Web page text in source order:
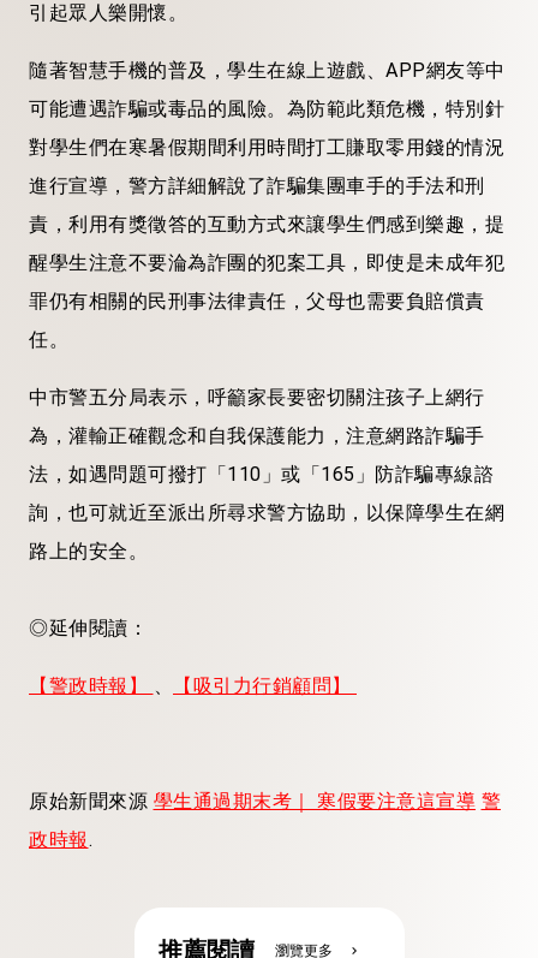
引起眾人樂開懷。
隨著智慧手機的普及，學生在線上遊戲、APP網友等中
可能遭遇詐騙或毒品的風險。為防範此類危機，特別針
對學生們在寒暑假期間利用時間打工賺取零用錢的情況
進行宣導，警方詳細解說了詐騙集團車手的手法和刑
責，利用有獎徵答的互動方式來讓學生們感到樂趣，提
醒學生注意不要淪為詐團的犯案工具，即使是未成年犯
罪仍有相關的民刑事法律責任，父母也需要負賠償責
任。
中市警五分局表示，呼籲家長要密切關注孩子上網行
為，灌輸正確觀念和自我保護能力，注意網路詐騙手
法，如遇問題可撥打「110」或「165」防詐騙專線諮
詢，也可就近至派出所尋求警方協助，以保障學生在網
路上的安全。
◎延伸閱讀：
【警政時報】 、 【吸引力行銷顧問】
原始新聞來源 學生通過期末考｜ 寒假要注意這宣導 警
政時報.
推薦閱讀 瀏覽更多 chevron_right